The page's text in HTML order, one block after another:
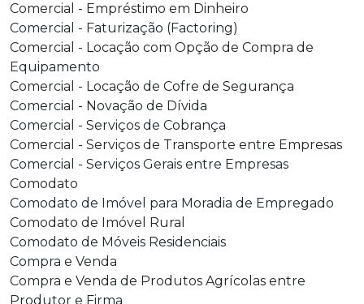
Comercial - Empréstimo em Dinheiro
Comercial - Faturização (Factoring)
Comercial - Locação com Opção de Compra de
Equipamento
Comercial - Locação de Cofre de Segurança
Comercial - Novação de Dívida
Comercial - Serviços de Cobrança
Comercial - Serviços de Transporte entre Empresas
Comercial - Serviços Gerais entre Empresas
Comodato
Comodato de Imóvel para Moradia de Empregado
Comodato de Imóvel Rural
Comodato de Móveis Residenciais
Compra e Venda
Compra e Venda de Produtos Agrícolas entre
Produtor e Firma